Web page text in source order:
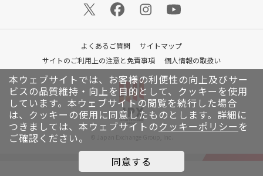
本ウェブサイトでは、お客様の利便性の向上及びサー
ビスの品質維持・向上を目的として、クッキーを使用
しています。 本ウェブサイトの閲覧を続行した場合
は、クッキーの使用に同意したものとします。詳細に
つきましては、本ウェブサイトのクッキーポリシー を
ご確認ください。
同意する
よくあるご質問
サイトマップ
サイトのご利用上の注意と免責事項
個人情報の取扱い